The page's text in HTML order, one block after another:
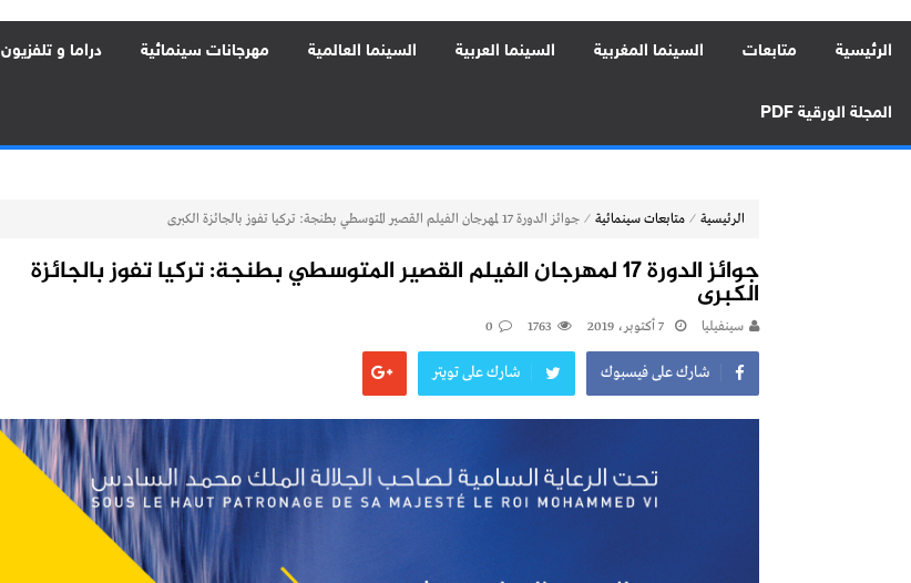
الرئيسية متابعات السينما المغربية السينما العربية السينما العالمية مهرجانات سينمائية دراما و تلفزيون
المجلة الورقية PDF
الرئيسية ⁄ متابعات سينمائية ⁄ جوائز الدورة 17 لمهرجان الفيلم القصير المتوسطي بطنجة: تركيا تفوز بالجائزة الكبرى
جوائز الدورة 17 لمهرجان الفيلم القصير المتوسطي بطنجة: تركيا تفوز بالجائزة
الكبرى
سينفيليا 7 أكتوبر، 2019 1763
0
شارك على فيسبوك شارك على تويتر